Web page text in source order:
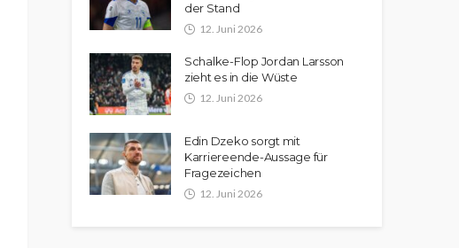
der Stand
12. Juni 2026
Schalke-Flop Jordan Larsson
zieht es in die Wüste
12. Juni 2026
Edin Dzeko sorgt mit
Karriereende-Aussage für
Fragezeichen
12. Juni 2026